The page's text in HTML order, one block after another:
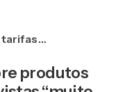
tarifas
“muito
produtos